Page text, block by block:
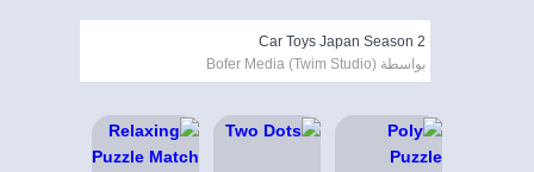
Car Toys Japan Season 2
بواسطة Bofer Media (Twim Studio)